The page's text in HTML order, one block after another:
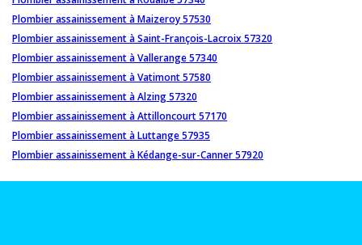
Plombier assainissement à Maizeroy 57530
Plombier assainissement à Saint-François-Lacroix 57320
Plombier assainissement à Vallerange 57340
Plombier assainissement à Vatimont 57580
Plombier assainissement à Alzing 57320
Plombier assainissement à Attilloncourt 57170
Plombier assainissement à Luttange 57935
Plombier assainissement à Kédange-sur-Canner 57920